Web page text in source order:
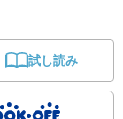
試し読み